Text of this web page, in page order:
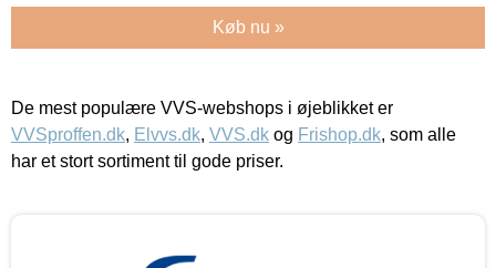
Køb nu »
De mest populære VVS-webshops i øjeblikket er
VVSproffen.dk, Elvvs.dk, VVS.dk og Frishop.dk, som alle
har et stort sortiment til gode priser.